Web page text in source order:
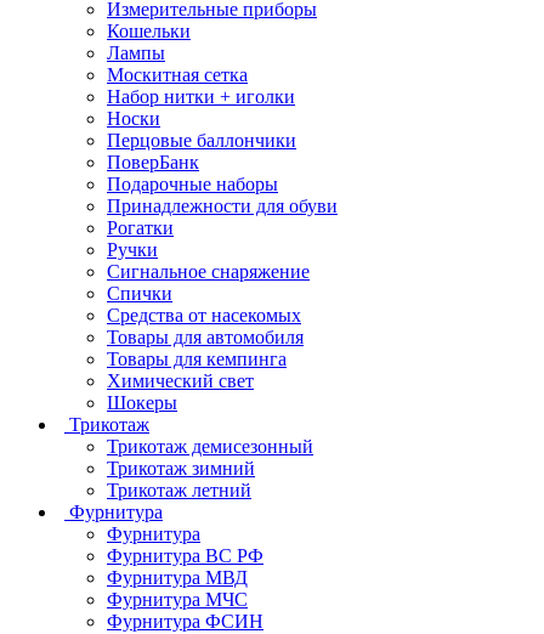
Измерительные приборы
Кошельки
Лампы
Москитная сетка
Набор нитки + иголки
Носки
Перцовые баллончики
ПоверБанк
Подарочные наборы
Принадлежности для обуви
Рогатки
Ручки
Сигнальное снаряжение
Спички
Средства от насекомых
Товары для автомобиля
Товары для кемпинга
Химический свет
Шокеры
Трикотаж
Трикотаж демисезонный
Трикотаж зимний
Трикотаж летний
Фурнитура
Фурнитура
Фурнитура ВС РФ
Фурнитура МВД
Фурнитура МЧС
Фурнитура ФСИН